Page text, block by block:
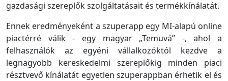
gazdasági szereplők szolgáltatásait és termékkínálatát.
Ennek eredményeként a szuperapp egy MI-alapú online
piactérré válik - egy magyar „Temuvá” -, ahol a
felhasználók az egyéni vállalkozóktól kezdve a
legnagyobb kereskedelmi szereplőkig minden piaci
résztvevő kínálatát egyetlen szuperappban érhetik el és